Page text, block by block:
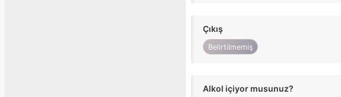
Çıkış
Belirtilmemiş
Alkol içiyor musunuz?